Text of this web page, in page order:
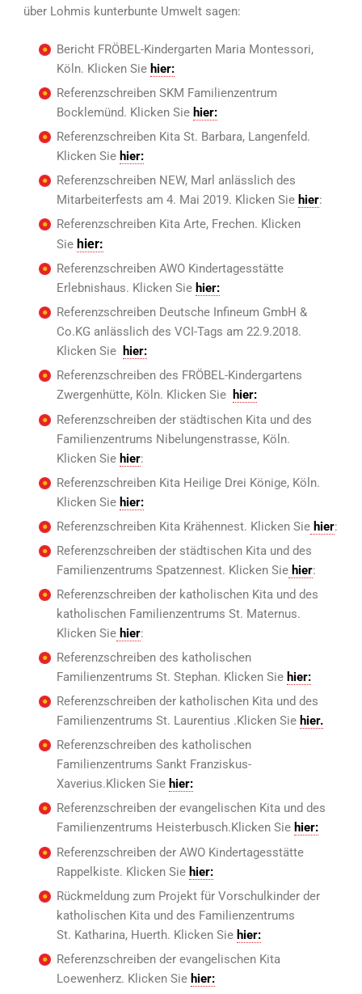
über Lohmis kunterbunte Umwelt sagen:
Bericht FRÖBEL-Kindergarten Maria Montessori,
Köln. Klicken Sie hier:
Referenzschreiben SKM Familienzentrum
Bocklemünd. Klicken Sie hier:
Referenzschreiben Kita St. Barbara, Langenfeld.
Klicken Sie hier:
Referenzschreiben NEW, Marl anlässlich des
Mitarbeiterfests am 4. Mai 2019. Klicken Sie hier:
Referenzschreiben Kita Arte, Frechen. Klicken
Sie hier:
Referenzschreiben AWO Kindertagesstätte
Erlebnishaus. Klicken Sie hier:
Referenzschreiben Deutsche Infineum GmbH &
Co.KG anlässlich des VCI-Tags am 22.9.2018.
Klicken Sie hier:
Referenzschreiben des FRÖBEL-Kindergartens
Zwergenhütte, Köln. Klicken Sie hier:
Referenzschreiben der städtischen Kita und des
Familienzentrums Nibelungenstrasse, Köln.
Klicken Sie hier:
Referenzschreiben Kita Heilige Drei Könige, Köln.
Klicken Sie hier:
Referenzschreiben Kita Krähennest. Klicken Siehier:
Referenzschreiben der städtischen Kita und des
Familienzentrums Spatzennest. Klicken Siehier:
Referenzschreiben der katholischen Kita und des
katholischen Familienzentrums St. Maternus.
Klicken Siehier:
Referenzschreiben des katholischen
Familienzentrums St. Stephan. Klicken Sie hier:
Referenzschreiben der katholischen Kita und des
Familienzentrums St. Laurentius .Klicken Sie hier.
Referenzschreiben des katholischen
Familienzentrums Sankt Franziskus-
Xaverius.Klicken Sie hier:
Referenzschreiben der evangelischen Kita und des
Familienzentrums Heisterbusch.Klicken Sie hier:
Referenzschreiben der AWO Kindertagesstätte
Rappelkiste. Klicken Sie hier:
Rückmeldung zum Projekt für Vorschulkinder der
katholischen Kita und des Familienzentrums
St. Katharina, Huerth. Klicken Sie hier:
Referenzschreiben der evangelischen Kita
Loewenherz. Klicken Sie hier: